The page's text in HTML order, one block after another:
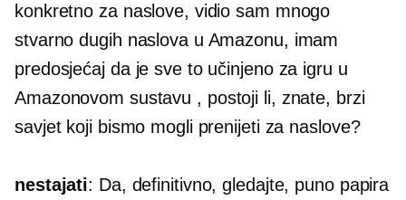
konkretno za naslove, vidio sam mnogo
stvarno dugih naslova u Amazonu, imam
predosjećaj da je sve to učinjeno za igru ​​u
Amazonovom sustavu , postoji li, znate, brzi
savjet koji bismo mogli prenijeti za naslove?
nestajati: Da, definitivno, gledajte, puno papira